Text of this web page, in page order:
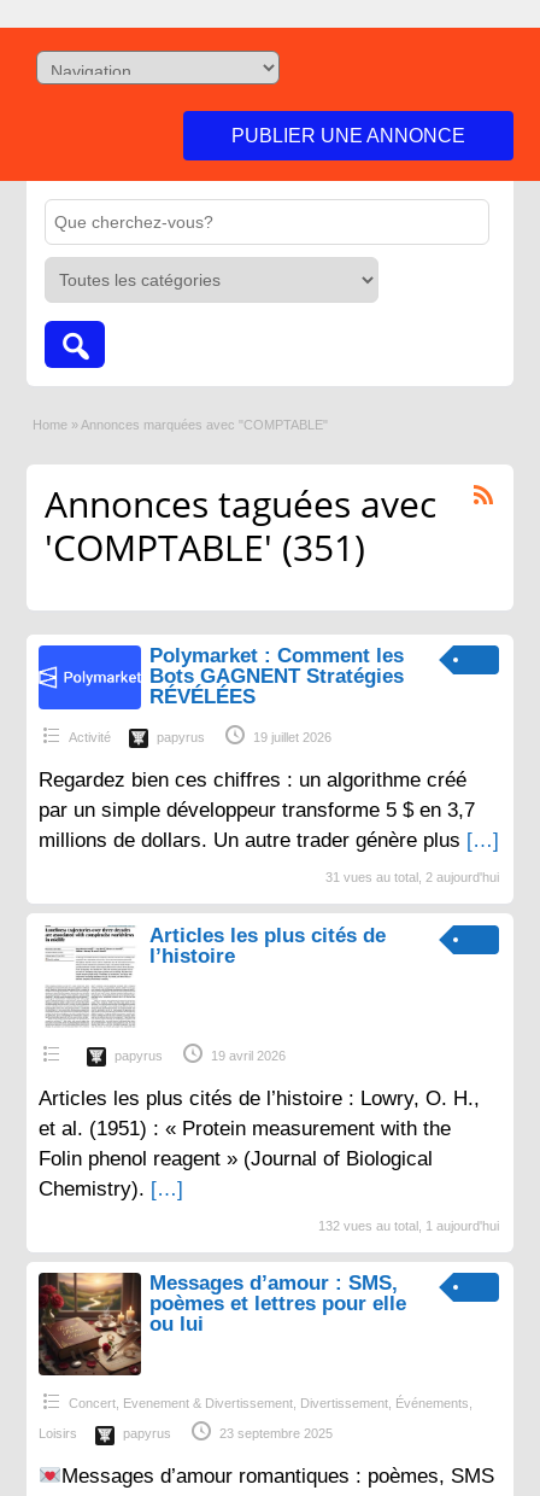
PUBLIER UNE ANNONCE
Home » Annonces marquées avec "COMPTABLE"
Annonces taguées avec
'COMPTABLE' (351)
Polymarket : Comment les
Bots GAGNENT Stratégies
RÉVÉLÉES
Activité papyrus 19 juillet 2026
Regardez bien ces chiffres : un algorithme créé
par un simple développeur transforme 5 $ en 3,7
millions de dollars. Un autre trader génère plus […]
31 vues au total, 2 aujourd'hui
Articles les plus cités de
l’histoire
papyrus 19 avril 2026
Articles les plus cités de l’histoire : Lowry, O. H.,
et al. (1951) : « Protein measurement with the
Folin phenol reagent » (Journal of Biological
Chemistry). […]
132 vues au total, 1 aujourd'hui
Messages d’amour : SMS,
poèmes et lettres pour elle
ou lui
Concert, Evenement & Divertissement, Divertissement, Événements,
Loisirs papyrus 23 septembre 2025
Messages d’amour romantiques : poèmes, SMS